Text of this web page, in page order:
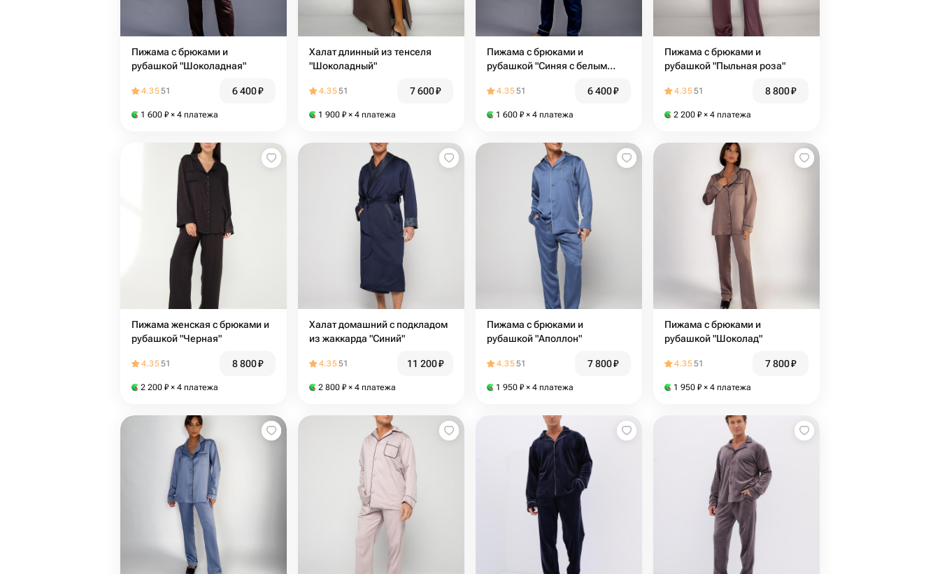
Пижама с брюками и
рубашкой "Шоколадная"
4.3551 6 400₽
1 600 ₽ × 4 платежа
Халат длинный из тенселя
"Шоколадный"
4.3551 7 600₽
1 900 ₽ × 4 платежа
Пижама с брюками и
рубашкой "Синяя с белым
4.3551 6 400₽
1 600 ₽ × 4 платежа
Пижама с брюками и
рубашкой "Пыльная роза"
4.3551 8 800₽
2 200 ₽ × 4 платежа
Пижама женская с брюками и
рубашкой "Черная"
4.3551 8 800₽
2 200 ₽ × 4 платежа
Халат домашний с подкладом
из жаккарда "Синий"
4.3551 11 200₽
2 800 ₽ × 4 платежа
Пижама с брюками и
рубашкой "Аполлон"
4.3551 7 800₽
1 950 ₽ × 4 платежа
Пижама с брюками и
рубашкой "Шоколад"
4.3551 7 800₽
1 950 ₽ × 4 платежа